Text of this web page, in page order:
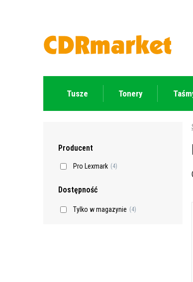
Tusze Tonery
Producent
Pro Lexmark (4)
Dostępność
Tylko w magazynie (4)